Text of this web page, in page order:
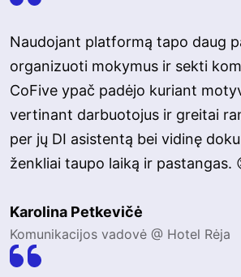
Naudojant platformą tapo daug
organizuoti mokymus ir sekti
CoFive ypač padėjo kuriant
vertinant darbuotojus ir greitai
per jų DI asistentą bei vidinę
ženkliai taupo laiką ir pastangas.
Karolina Petkevičė
Komunikacijos vadovė @ Hotel Rėja